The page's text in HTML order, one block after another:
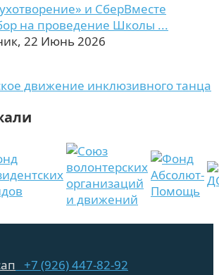
и СберВместе
на проведение Школы ...
22 Июнь 2026
+7 (926) 447-82-92